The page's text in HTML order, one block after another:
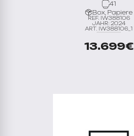
41
Box, Papiere
REF. IW388106
JAHR: 2024
ART. IW388106_1
13.699€